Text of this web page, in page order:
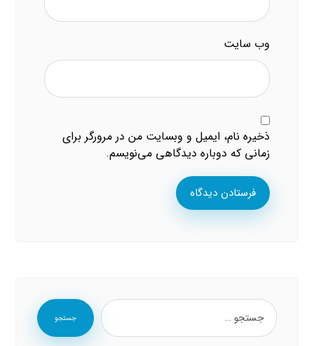
وب‌ سایت
ذخیره نام، ایمیل و وبسایت من در مرورگر برای
زمانی که دوباره دیدگاهی می‌نویسم.
فرستادن دیدگاه
جستجو